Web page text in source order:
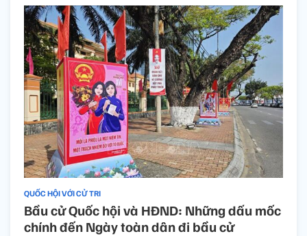
QUỐC HỘI VỚI CỬ TRI
Bầu cử Quốc hội và HĐND: Những dấu mốc
chính đến Ngày toàn dân đi bầu cử